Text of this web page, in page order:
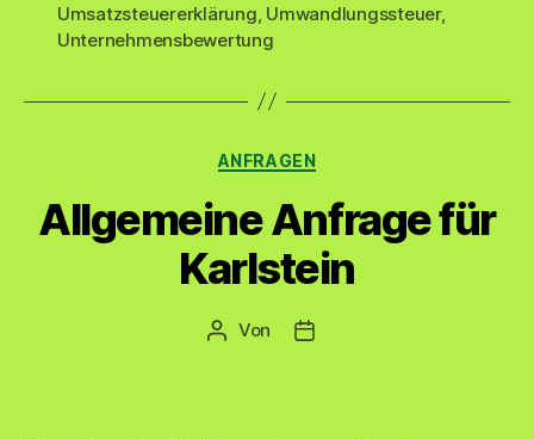
Umsatzsteuererklärung Umwandlungssteuer,
Unternehmensbewertung
Kategorien
ANFRAGEN
Allgemeine Anfrage für
Karlstein
Beitragsautor
Von Veröffentlichungsdatum